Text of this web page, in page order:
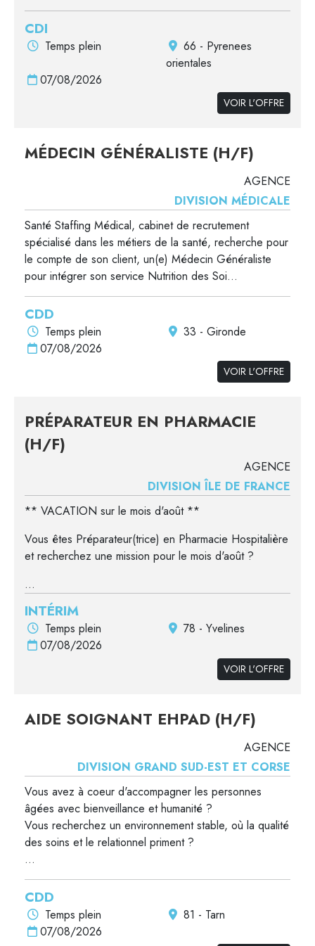
CDI
Temps plein
66 - Pyrenees
orientales
07/08/2026
VOIR L'OFFRE
MÉDECIN GÉNÉRALISTE (H/F)
AGENCE
DIVISION MÉDICALE
Santé Staffing Médical, cabinet de recrutement
spécialisé dans les métiers de la santé, recherche pour
le compte de son client, un(e) Médecin Généraliste
pour intégrer son service Nutrition des Soi...
CDD
Temps plein
33 - Gironde
07/08/2026
VOIR L'OFFRE
PRÉPARATEUR EN PHARMACIE
(H/F)
AGENCE
DIVISION ÎLE DE FRANCE
** VACATION sur le mois d'août **
Vous êtes Préparateur(trice) en Pharmacie Hospitalière
et recherchez une mission pour le mois d'août ?
...
INTÉRIM
Temps plein
78 - Yvelines
07/08/2026
VOIR L'OFFRE
AIDE SOIGNANT EHPAD (H/F)
AGENCE
DIVISION GRAND SUD-EST ET CORSE
Vous avez à coeur d'accompagner les personnes
âgées avec bienveillance et humanité ?
Vous recherchez un environnement stable, où la qualité
des soins et le relationnel priment ?
...
CDD
Temps plein
81 - Tarn
07/08/2026